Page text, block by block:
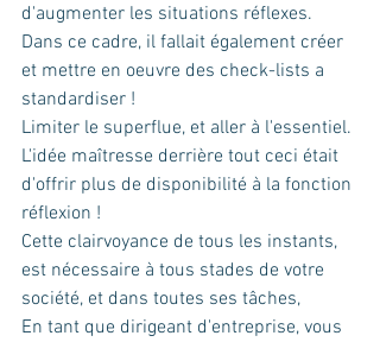
d'augmenter les situations réflexes.
Dans ce cadre, il fallait également créer
et mettre en oeuvre des check-lists a
standardiser !
Limiter le superflue, et aller à l'essentiel.
L'idée maîtresse derrière tout ceci était
d'offrir plus de disponibilité à la fonction
réflexion !
Cette clairvoyance de tous les instants,
est nécessaire à tous stades de votre
société, et dans toutes ses tâches,
En tant que dirigeant d'entreprise, vous